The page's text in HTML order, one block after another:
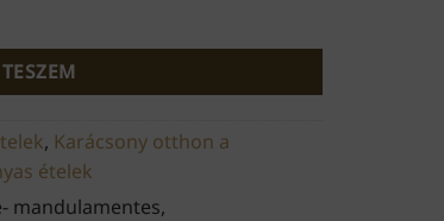
TESZEM
, Karácsony otthon a
ételek
mandulamentes,